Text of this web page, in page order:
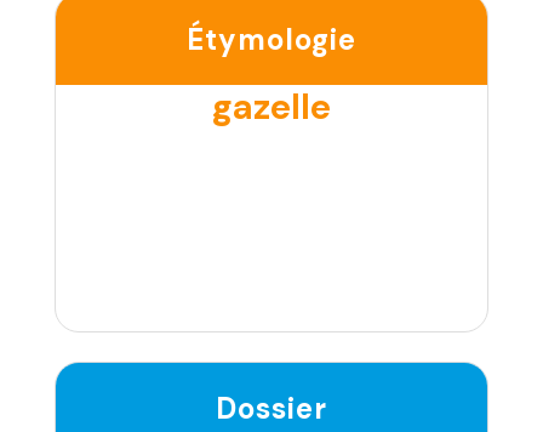
Étymologie
gazelle
Dossier